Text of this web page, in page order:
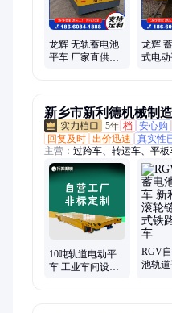
龙辉 无轨蓄电池
平车 厂家直供轨
龙辉
式电
新乡市新利德机械制
5年 档 安心购
回复及时 出价迅速 真实性
主营： 过跨车、转运车、平
车、地平车、电动平板车、
平台车、牵引车、AGV、
车、搬运车
10吨轨道电动平
车 工业车间设备
RGV
池轨